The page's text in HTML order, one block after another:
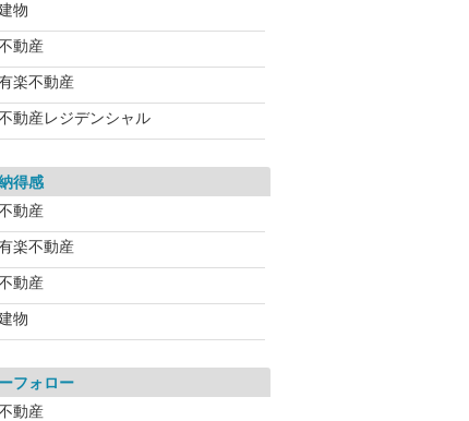
物
動産
楽不動産
動産レジデンシャル
得感
動産
楽不動産
動産
物
フォロー
動産